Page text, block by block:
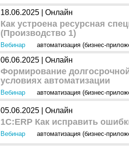
18.06.2025 | Онлайн
Как устроена ресурсная
(Производство 1)
Вебинар автоматизация (бизнес-
06.06.2025 | Онлайн
Формирование
условиях автоматизации
Вебинар автоматизация (бизнес-
05.06.2025 | Онлайн
1С:ERP Как исправить
Вебинар автоматизация (бизнес-